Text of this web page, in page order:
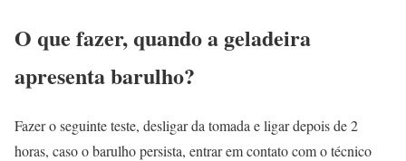
O que fazer, quando a geladeira
apresenta barulho?
Fazer o seguinte teste, desligar da tomada e ligar depois de 2
horas, caso o barulho persista, entrar em contato com o técnico